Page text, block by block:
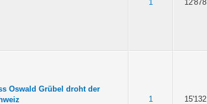
1 12'878
Oswald Grübel droht der
1 15'132